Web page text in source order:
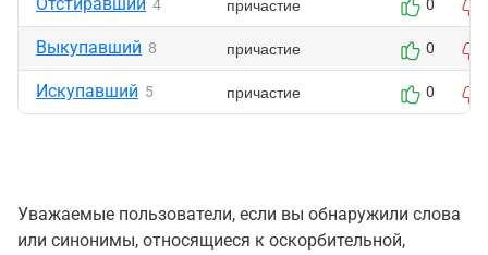
4 причастие 0
Выкупавший 8 причастие 0
Искупавший 5 причастие 0
Уважаемые пользователи, если вы обнаружили слова
или синонимы, относящиеся к оскорбительной,